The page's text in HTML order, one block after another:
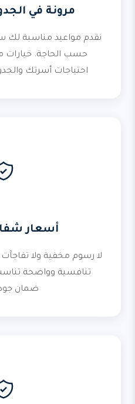
مرونة في
نقدم مواعيد مناسبة لك
حسب الحاجة.
احتياجات أسرتك
أسعار
لا رسوم مخفية ولا
تنافسية وواضحة
ضمان